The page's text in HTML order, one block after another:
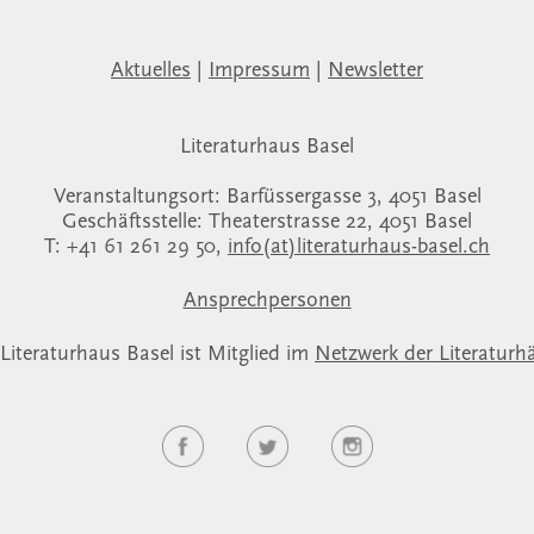
Aktuelles Impressum Newsletter
Literaturhaus Basel
Veranstaltungsort: Barfüssergasse 3, 4051 Basel
Geschäftsstelle: Theaterstrasse 22, 4051 Basel
T: +41 61 261 29 50, info(at)literaturhaus-basel.ch
Ansprechpersonen
Basel ist Mitglied im Netzwerk der